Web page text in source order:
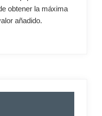
obtener la máxima
añadido.